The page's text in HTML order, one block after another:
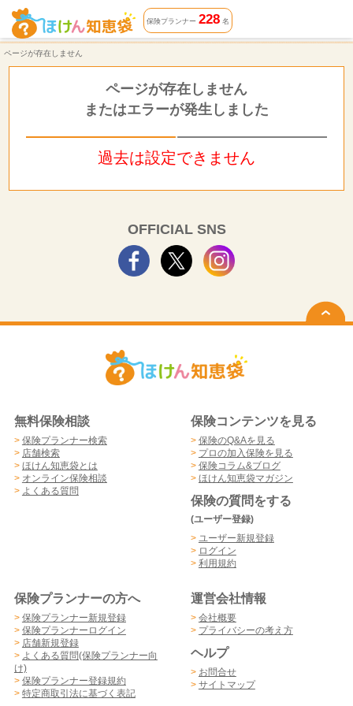
ページが存在しません | ほけん知恵袋
保険プランナー 228名
ページが存在しません
ページが存在しません
またはエラーが発生しました
過去は設定できません
OFFICIAL SNS
無料保険相談
> 保険プランナー検索
> 店舗検索
> ほけん知恵袋とは
> オンライン保険相談
> よくある質問
保険コンテンツを見る
> 保険のQ&Aを見る
> プロの加入保険を見る
> 保険コラム&ブログ
> ほけん知恵袋マガジン
保険の質問をする
(ユーザー登録)
> ユーザー新規登録
> ログイン
> 利用規約
保険プランナーの方へ
> 保険プランナー新規登録
> 保険プランナーログイン
> 店舗新規登録
> よくある質問(保険プランナー向
け)
> 保険プランナー登録規約
> 特定商取引法に基づく表記
運営会社情報
> 会社概要
> プライバシーの考え方
ヘルプ
> お問合せ
> サイトマップ